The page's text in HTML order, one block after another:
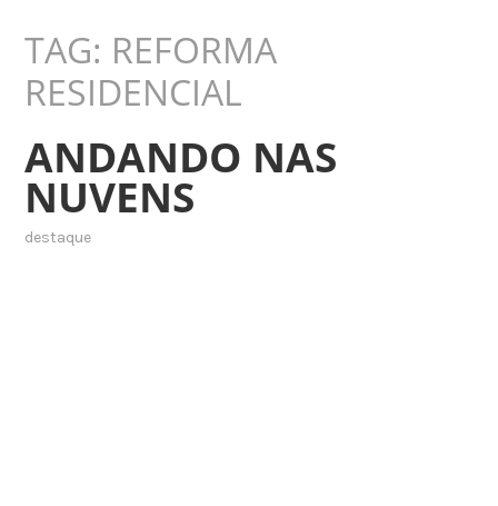
TAG: REFORMA
RESIDENCIAL
ANDANDO NAS
NUVENS
destaque